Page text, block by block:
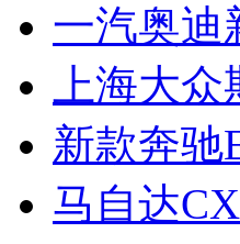
一汽奥迪
上海大
新款奔驰
马自达